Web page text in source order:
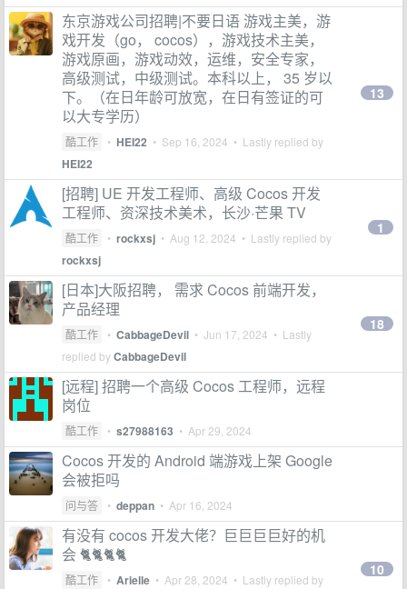
东京游戏公司招聘|不要日语 游戏主美，游
戏开发（go， cocos），游戏技术主美，
游戏原画，游戏动效，运维，安全专家，
高级测试，中级测试。本科以上， 35 岁以
下。（在日年龄可放宽，在日有签证的可
以大专学历）
酷工作 • HEI22 • Sep 16, 2024 • Lastly replied by
HEI22
13
[招聘] UE 开发工程师、高级 Cocos 开发
工程师、资深技术美术，长沙·芒果 TV
酷工作 • rockxsj • Aug 12, 2024 • Lastly replied by
rockxsj
1
[日本]大阪招聘， 需求 Cocos 前端开发，
产品经理
酷工作 • CabbageDevil • Jun 17, 2024 • Lastly
replied byCabbageDevil
18
[远程] 招聘一个高级 Cocos 工程师，远程
岗位
酷工作 • s27988163 • Apr 29, 2024
Cocos 开发的 Android 端游戏上架 Google
会被拒吗
问与答 • deppan • Apr 16, 2024
有没有 cocos 开发大佬？巨巨巨巨好的机
会 🐈🐈🐈🐈
酷工作 • Arielle • Apr 28, 2024 • Lastly replied by
10